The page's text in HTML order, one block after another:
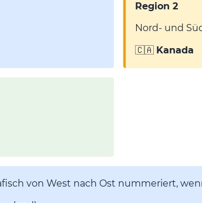
Region 2
Nord- und
🇨🇦 Kanada
von West nach Ost nummeriert,